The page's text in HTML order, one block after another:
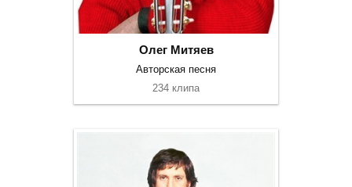
Олег Митяев
Авторская песня
234 клипа